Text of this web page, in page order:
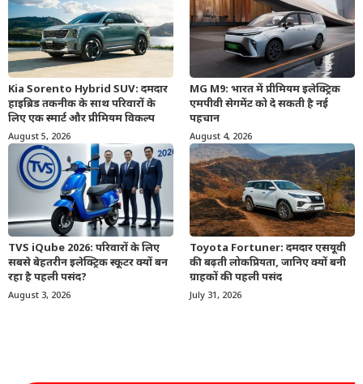
Kia Sorento Hybrid SUV: दमदार
हाइब्रिड तकनीक के साथ परिवारों के
लिए एक स्मार्ट और प्रीमियम विकल्प
August 5, 2026
MG M9: भारत में प्रीमियम इलेक्ट्रिक
एमपीवी सेगमेंट को दे सकती है नई
पहचान
August 4, 2026
TVS iQube 2026: परिवारों के लिए
सबसे बेहतरीन इलेक्ट्रिक स्कूटर क्यों बन
रहा है पहली पसंद?
August 3, 2026
Toyota Fortuner: दमदार एसयूवी
की बढ़ती लोकप्रियता, जानिए क्यों बनी
ग्राहकों की पहली पसंद
July 31, 2026